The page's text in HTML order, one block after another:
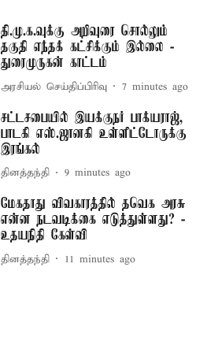
தி.மு.க.வுக்கு அறிவுரை சொல்லும்
தகுதி எந்தக் கட்சிக்கும் இல்லை -
துரைமுருகன் காட்டம்
அரசியல் செய்திப்பிரிவு 7 minutes ago
சட்டசபையில் இயக்குநர் பாக்யராஜ்,
பாடகி எஸ்.ஜானகி உள்ளிட்டோருக்கு
இரங்கல்
தினத்தந்தி 9 minutes ago
மேகதாது விவகாரத்தில் தவெக அரசு
என்ன நடவடிக்கை எடுத்துள்ளது? -
உதயநிதி கேள்வி
தினத்தந்தி 11 minutes ago